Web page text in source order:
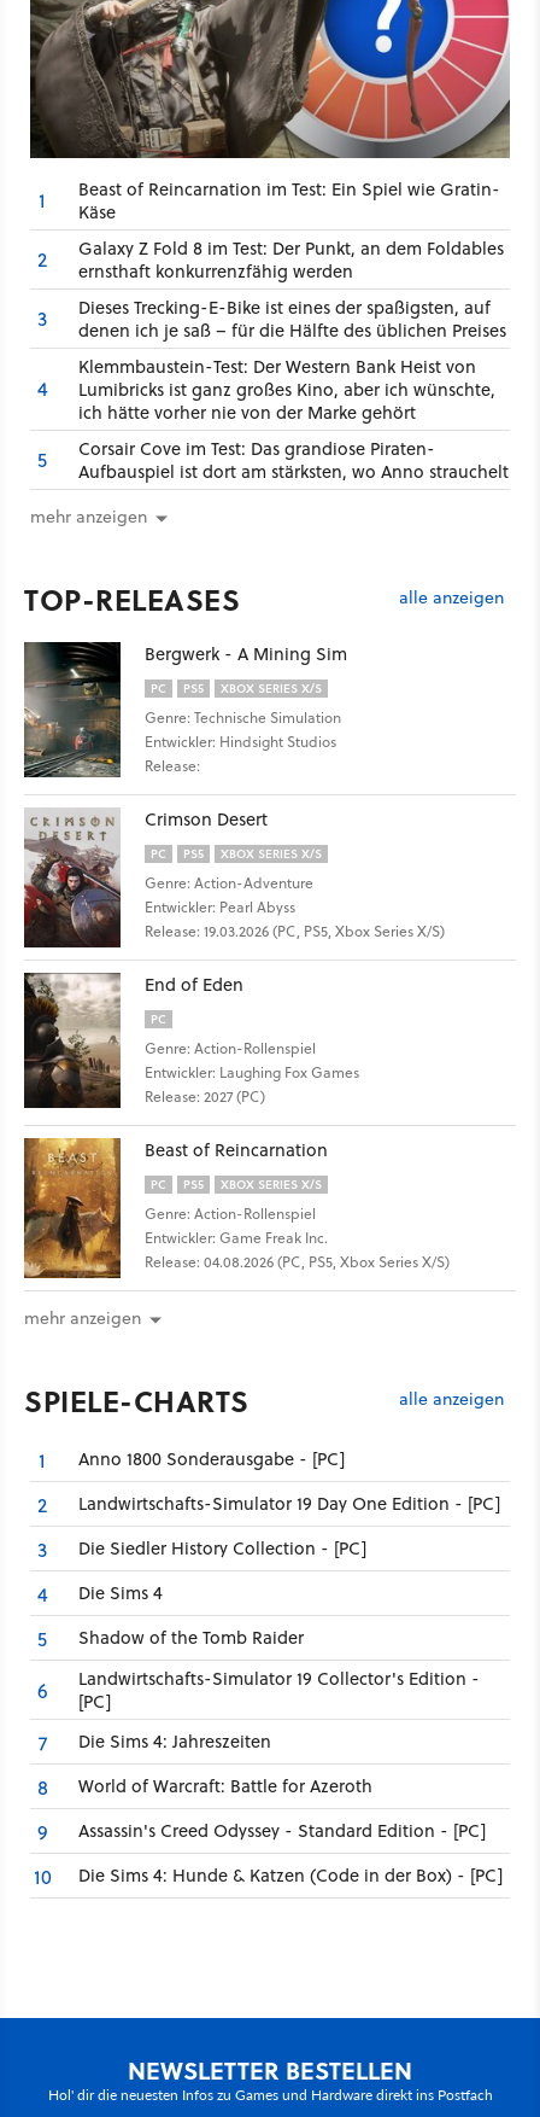
1
Beast of Reincarnation im Test: Ein Spiel wie Gratin-
Käse
2
Galaxy Z Fold 8 im Test: Der Punkt, an dem Foldables
ernsthaft konkurrenzfähig werden
3
Dieses Trecking-E-Bike ist eines der spaßigsten, auf
denen ich je saß – für die Hälfte des üblichen Preises
4
Klemmbaustein-Test: Der Western Bank Heist von
Lumibricks ist ganz großes Kino, aber ich wünschte,
ich hätte vorher nie von der Marke gehört
5
Corsair Cove im Test: Das grandiose Piraten-
Aufbauspiel ist dort am stärksten, wo Anno strauchelt
mehr anzeigen
TOP-RELEASES alle anzeigen
Bergwerk - A Mining Sim
PC PS5 XBOX SERIES X/S
Genre: Technische Simulation
Entwickler: Hindsight Studios
Release:
Crimson Desert
PC PS5 XBOX SERIES X/S
Genre: Action-Adventure
Entwickler: Pearl Abyss
Release: 19.03.2026 (PC, PS5, Xbox Series X/S)
End of Eden
PC
Genre: Action-Rollenspiel
Entwickler: Laughing Fox Games
Release: 2027 (PC)
Beast of Reincarnation
PC PS5 XBOX SERIES X/S
Genre: Action-Rollenspiel
Entwickler: Game Freak Inc.
Release: 04.08.2026 (PC, PS5, Xbox Series X/S)
mehr anzeigen
SPIELE-CHARTS alle anzeigen
1 Anno 1800 Sonderausgabe - [PC]
2 Landwirtschafts-Simulator 19 Day One Edition - [PC]
3 Die Siedler History Collection - [PC]
4 Die Sims 4
5 Shadow of the Tomb Raider
6
Landwirtschafts-Simulator 19 Collector's Edition -
[PC]
7 Die Sims 4: Jahreszeiten
8 World of Warcraft: Battle for Azeroth
9 Assassin's Creed Odyssey - Standard Edition - [PC]
10 Die Sims 4: Hunde & Katzen (Code in der Box) - [PC]
NEWSLETTER BESTELLEN
Hol' dir die neuesten Infos zu Games und Hardware direkt ins Postfach